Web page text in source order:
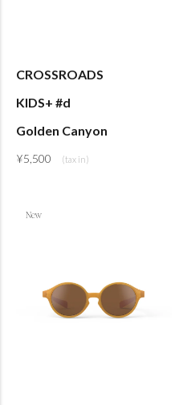
CROSSROADS
KIDS+ #d
Golden Canyon
¥5,500